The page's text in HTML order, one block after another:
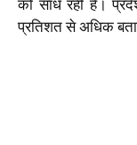
को साध रही है।
प्रतिशत से अधिक